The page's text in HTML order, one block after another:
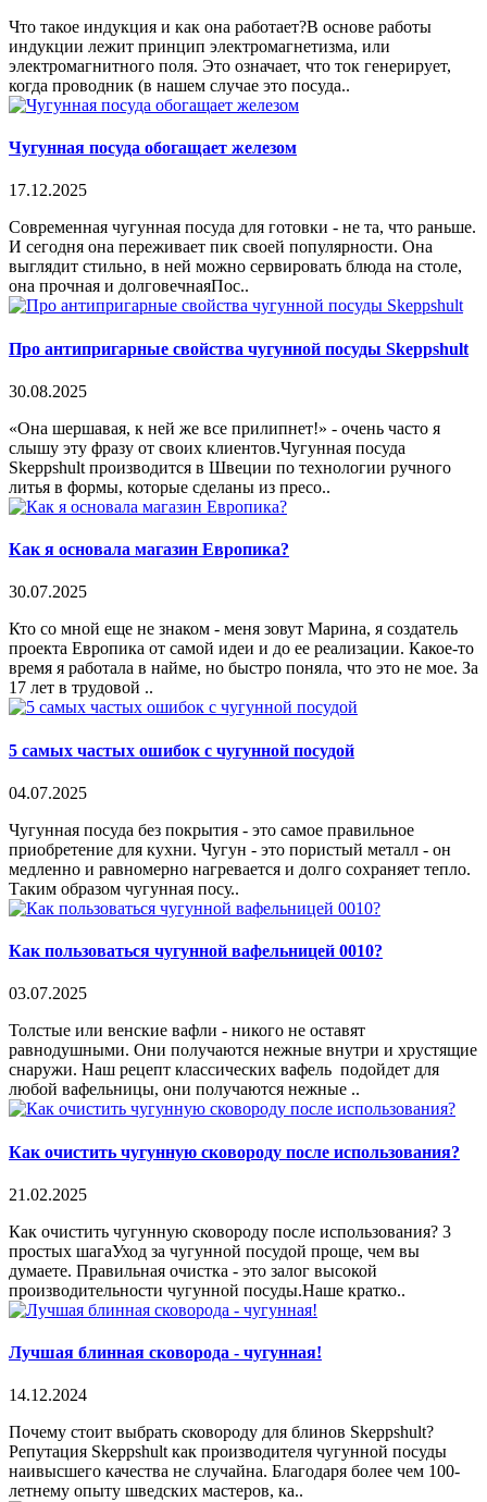
Что такое индукция и как она работает?В основе работы
индукции лежит принцип электромагнетизма, или
электромагнитного поля. Это означает, что ток генерирует,
когда проводник (в нашем случае это посуда..
Чугунная посуда обогащает железом
17.12.2025
Современная чугунная посуда для готовки - не та, что раньше.
И сегодня она переживает пик своей популярности. Она
выглядит стильно, в ней можно сервировать блюда на столе,
она прочная и долговечнаяПос..
Про антипригарные свойства чугунной посуды Skeppshult
30.08.2025
«Она шершавая, к ней же все прилипнет!» - очень часто я
слышу эту фразу от своих клиентов.Чугунная посуда
Skeppshult производится в Швеции по технологии ручного
литья в формы, которые сделаны из пресо..
Как я основала магазин Европика?
30.07.2025
Кто со мной еще не знаком - меня зовут Марина, я создатель
проекта Европика от самой идеи и до ее реализации. Какое-то
время я работала в найме, но быстро поняла, что это не мое. За
17 лет в трудовой ..
5 самых частых ошибок с чугунной посудой
04.07.2025
Чугунная посуда без покрытия - это самое правильное
приобретение для кухни. Чугун - это пористый металл - он
медленно и равномерно нагревается и долго сохраняет тепло.
Таким образом чугунная посу..
Как пользоваться чугунной вафельницей 0010?
03.07.2025
Толстые или венские вафли - никого не оставят
равнодушными. Они получаются нежные внутри и хрустящие
снаружи. Наш рецепт классических вафель подойдет для
любой вафельницы, они получаются нежные ..
Как очистить чугунную сковороду после использования?
21.02.2025
Как очистить чугунную сковороду после использования? 3
простых шагаУход за чугунной посудой проще, чем вы
думаете. Правильная очистка - это залог высокой
производительности чугунной посуды.Наше кратко..
Лучшая блинная сковорода - чугунная!
14.12.2024
Почему стоит выбрать сковороду для блинов Skeppshult?
Репутация Skeppshult как производителя чугунной посуды
наивысшего качества не случайна. Благодаря более чем 100-
летнему опыту шведских мастеров, ка..